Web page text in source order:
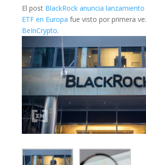
El post BlackRock anuncia
ETF en Europa fue visto por primera
BeInCrypto.